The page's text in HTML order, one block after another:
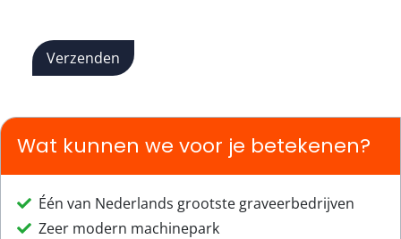
Verzenden
Wat kunnen we voor je betekenen?
Één van Nederlands grootste graveerbedrijven
Zeer modern machinepark